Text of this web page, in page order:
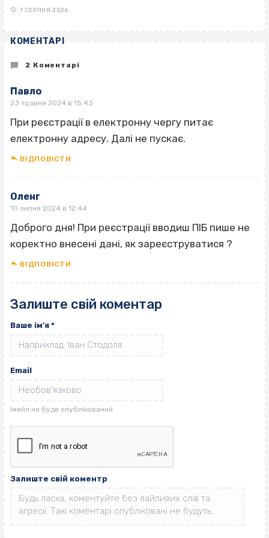
7 СЕРПНЯ 2026
КОМЕНТАРІ
2 Коментарі
Павло
23 травня 2024 в 15:43
При реєстрації в електронну чергу питає
електронну адресу. Далі не пускає.
ВІДПОВІCТИ
Оленг
10 липня 2024 в 12:44
Доброго дня! При реєстрації вводиш ПІБ пише не
коректно внесені дані, як зареєструватися ?
ВІДПОВІCТИ
Залиште свій коментар
Ваше ім'я *
Email
Залиште свій коментр